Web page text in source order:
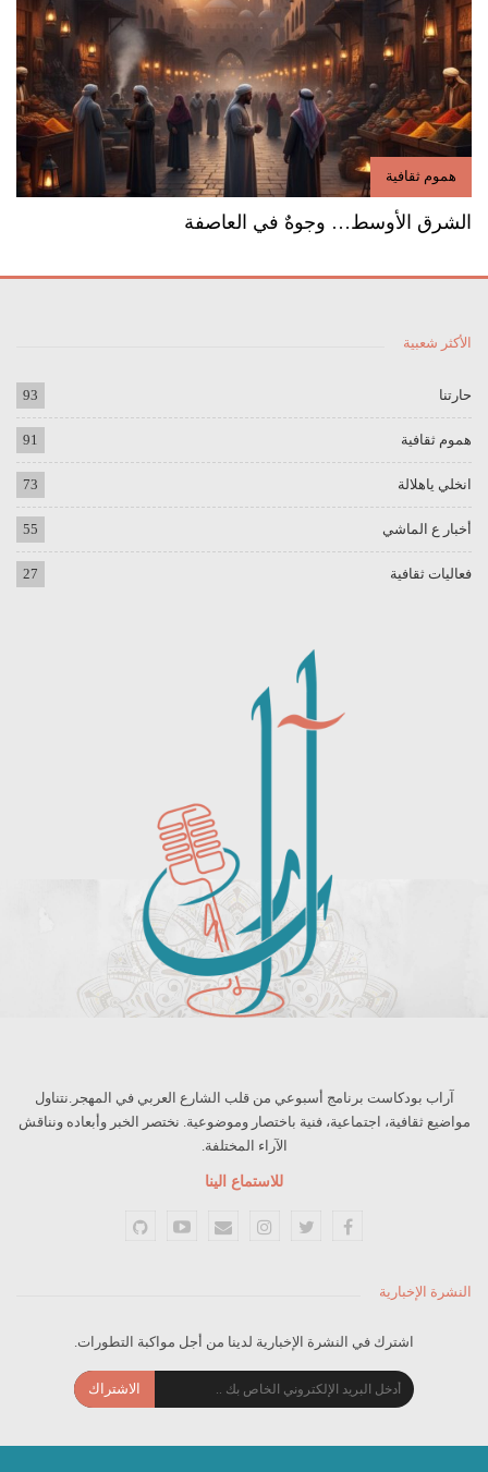
هموم ثقافية
الشرق الأوسط… وجوهٌ في العاصفة
الأكثر شعبية
حارتنا 93
هموم ثقافية 91
انخلي ياهلالة 73
أخبار ع الماشي 55
فعاليات ثقافية 27
آراب بودكاست برنامج أسبوعي من قلب الشارع العربي في المهجر.نتناول
مواضيع ثقافية، اجتماعية، فنية باختصار وموضوعية. نختصر الخبر وأبعاده ونناقش
الآراء المختلفة.
للاستماع الينا
النشرة الإخبارية
اشترك في النشرة الإخبارية لدينا من أجل مواكبة التطورات.
الاشتراك